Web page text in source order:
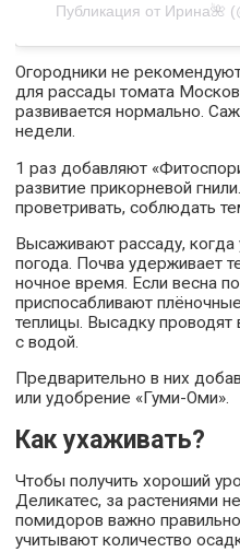
Публикация от Ирина🌺
Огородники не
для рассады томата
развивается нормально.
недели.
1 раз добавляют
развитие прикорневой
проветривать, соблюдать
Высаживают рассаду, когда
погода. Почва удерживает
ночное время. Если весна
приспосабливают
теплицы. Высадку проводят
с водой.
Предварительно в них
или удобрение «Гуми-Оми».
Как ухаживать?
Чтобы получить хороший
Деликатес, за растениями
помидоров важно
учитывают количество